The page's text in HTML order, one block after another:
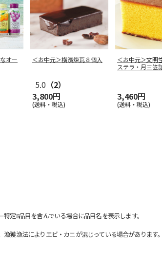
オー
＜お中元＞横濱煉瓦８個入
5.0 （2）
3,800円
(送料・税込)
＜お中元＞文
ステラ・月三笠
3,460円
(送料・税込)
定8品目を含んでいる場合に品目名を表示します。
漁法によりエビ・カニが混じっている場合があります